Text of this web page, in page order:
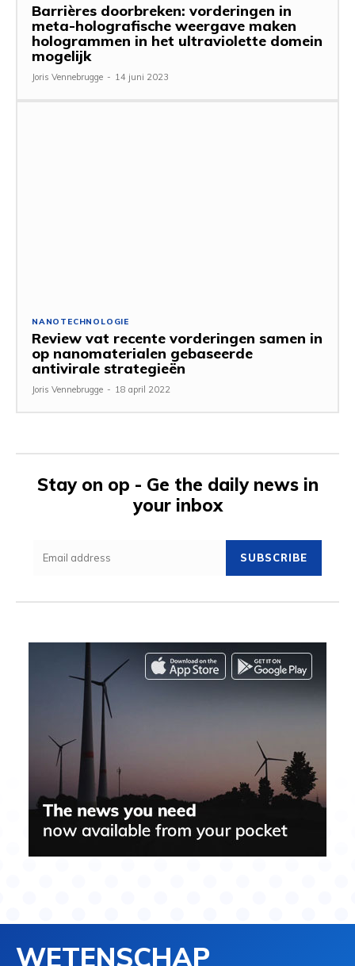
Barrières doorbreken: vorderingen in
meta-holografische weergave maken
hologrammen in het ultraviolette domein
mogelijk
Joris Vennebrugge - 14 juni 2023
NANOTECHNOLOGIE
Review vat recente vorderingen samen in
op nanomaterialen gebaseerde
antivirale strategieën
Joris Vennebrugge - 18 april 2022
Stay on op - Ge the daily news in
your inbox
SUBSCRIBE
WETENSCHAP